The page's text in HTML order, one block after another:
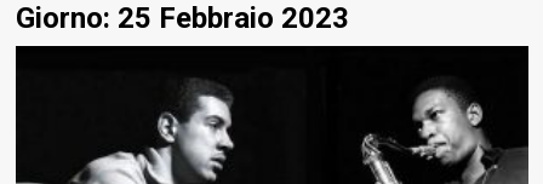
Giorno: 25 Febbraio 2023